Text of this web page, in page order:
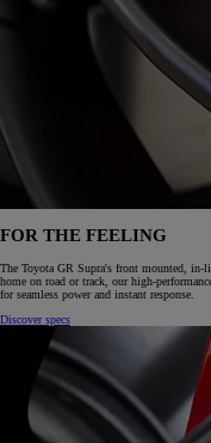
FOR THE FEELING
The Toyota GR Supra's front mounted, in-
home on road or track, our high-
for seamless power and instant response.
Discover specs